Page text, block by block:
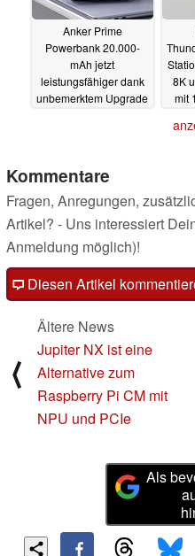
Anker Prime
Powerbank 20.000-
mAh jetzt
leistungsfähiger dank
unbemerktem Upgrade
8K
mit
Kommentare
Fragen, Anregungen,
Artikel? - Uns interessiert
Anmeldung möglich)!
Diesen Artikel
⟨
Ältere News
Jupiter NX ist eine
Alternative zum
Raspberry Pi CM mit
NPU und PCIe
Als